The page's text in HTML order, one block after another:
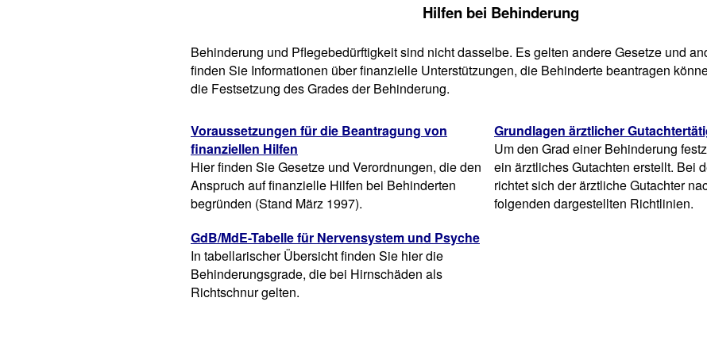
Hilfen bei Behinderung
Behinderung und Pflegebedürftigkeit sind nicht dasselbe. Es gelten andere Gesetze und
finden Sie Informationen über finanzielle Unterstützungen, die Behinderte beantragen
die Festsetzung des Grades der Behinderung.
Voraussetzungen für die Beantragung von
finanziellen Hilfen
Hier finden Sie Gesetze und Verordnungen, die den
Anspruch auf finanzielle Hilfen bei Behinderten
begründen (Stand März 1997).
Grundlagen ärztlicher
Um den Grad einer Behinderung
ein ärztliches Gutachten erstellt. Bei
richtet sich der ärztliche Gutachter
folgenden dargestellten Richtlinien.
GdB/MdE-Tabelle für Nervensystem und Psyche
In tabellarischer Übersicht finden Sie hier die
Behinderungsgrade, die bei Hirnschäden als
Richtschnur gelten.